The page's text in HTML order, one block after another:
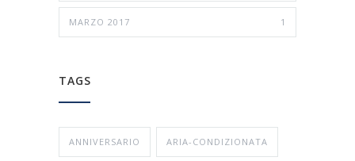
MARZO 2017 1
TAGS
ANNIVERSARIO ARIA-CONDIZIONATA